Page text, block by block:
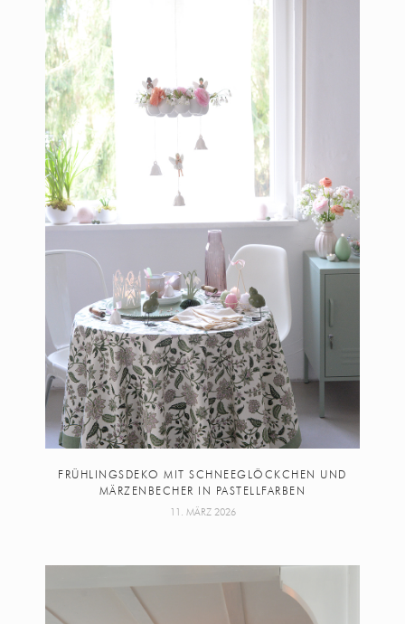
FRÜHLINGSDEKO MIT SCHNEEGLÖCKCHEN UND
MÄRZENBECHER IN PASTELLFARBEN
11. MÄRZ 2026